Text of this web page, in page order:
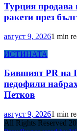
Турция продава
ракети през
август 9, 20261 min
ИСТИНАТА
Бившият PR на
педофили
Петков
август 9, 20261 min
All Rights Reserved